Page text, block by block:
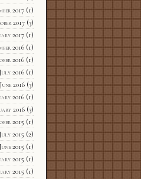
2017(1)
2017(3)
2017(1)
2016(1)
2016(1)
July 2016(1)
June 2016(3)
2016(1)
2016(3)
2015 (1)
July 2015 (2)
June 2015 (1)
2015 (1)
2015 (1)